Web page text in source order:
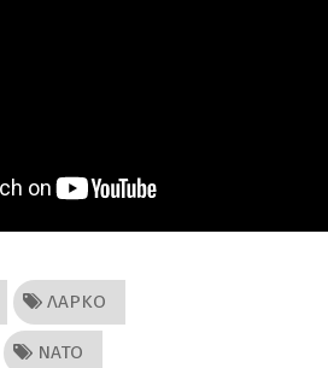
ΛΑΡΚΟ
ΝΑΤΟ